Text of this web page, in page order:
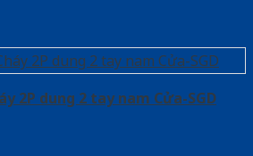
2P dung 2 tay nam Cửa-SGD